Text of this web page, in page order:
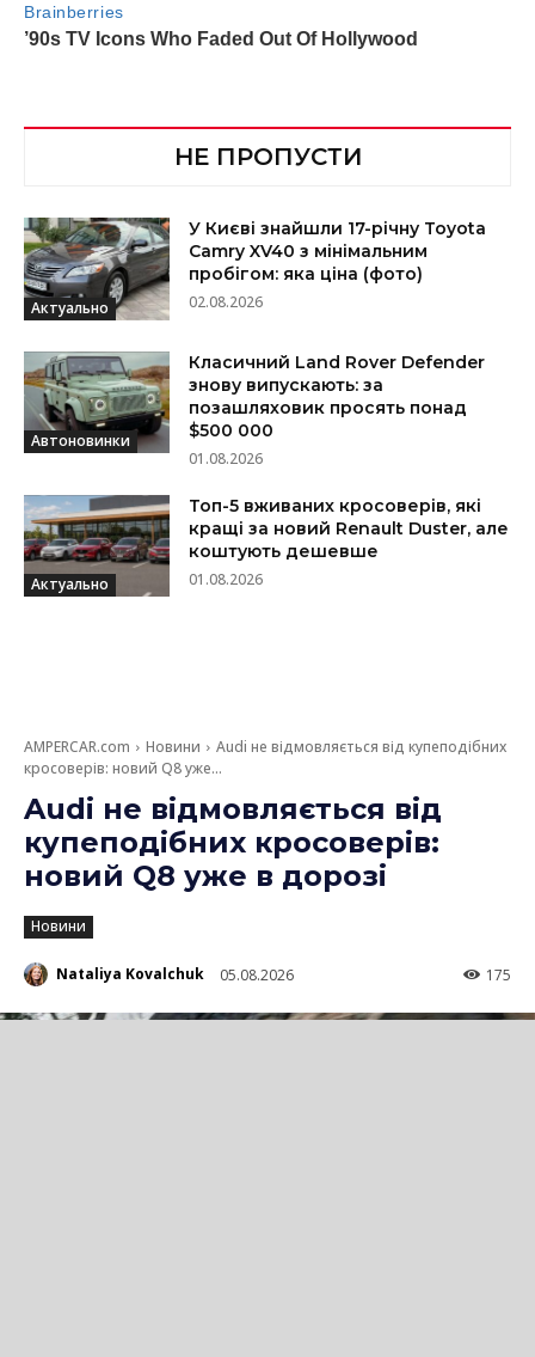
НЕ ПРОПУСТИ
Актуально
У Києві знайшли 17-річну Toyota
Camry XV40 з мінімальним
пробігом: яка ціна (фото)
02.08.2026
Автоновинки
Класичний Land Rover Defender
знову випускають: за
позашляховик просять понад
$500 000
01.08.2026
Актуально
Топ-5 вживаних кросоверів, які
кращі за новий Renault Duster, але
коштують дешевше
01.08.2026